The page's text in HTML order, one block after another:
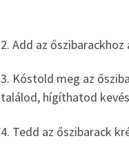
2. Add az
3. Kóstold meg az
találod, hígíthatod
4. Tedd az őszibarack